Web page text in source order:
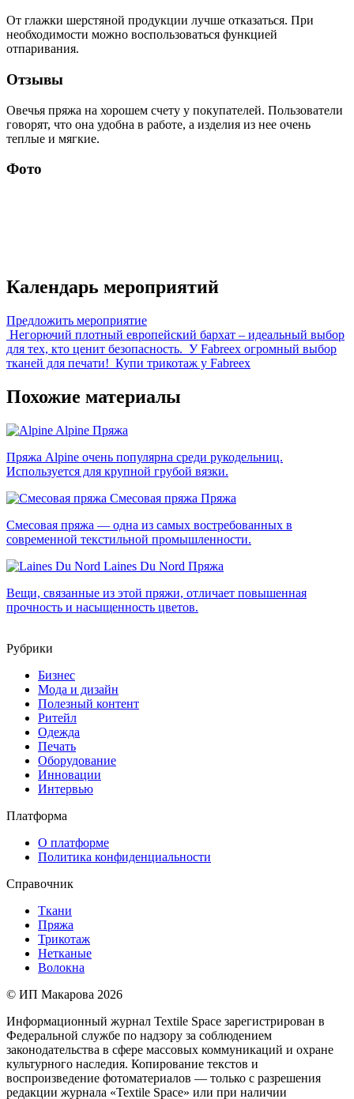
От глажки шерстяной продукции лучше отказаться. При
необходимости можно воспользоваться функцией
отпаривания.
Отзывы
Овечья пряжа на хорошем счету у покупателей. Пользователи
говорят, что она удобна в работе, а изделия из нее очень
теплые и мягкие.
Фото
Календарь мероприятий
Предложить мероприятие
Негорючий плотный европейский бархат – идеальный выбор
для тех, кто ценит безопасность. У Fabreex огромный выбор
тканей для печати! Купи трикотаж у Fabreex
Похожие материалы
Alpine Пряжа
Пряжа Alpine очень популярна среди рукодельниц.
Используется для крупной грубой вязки.
Смесовая пряжа Пряжа
Смесовая пряжа — одна из самых востребованных в
современной текстильной промышленности.
Laines Du Nord Пряжа
Вещи, связанные из этой пряжи, отличает повышенная
прочность и насыщенность цветов.
Рубрики
Бизнес
Мода и дизайн
Полезный контент
Ритейл
Одежда
Печать
Оборудование
Инновации
Интервью
Платформа
О платформе
Политика конфиденциальности
Справочник
Ткани
Пряжа
Трикотаж
Нетканые
Волокна
© ИП Макарова 2026
Информационный журнал Textile Space зарегистрирован в
Федеральной службе по надзору за соблюдением
законодательства в сфере массовых коммуникаций и охране
культурного наследия. Копирование текстов и
воспроизведение фотоматериалов — только с разрешения
редакции журнала «Textile Space» или при наличии